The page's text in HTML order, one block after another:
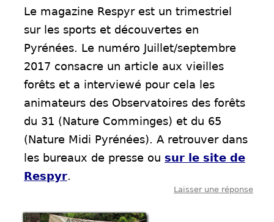
Le magazine Respyr est un trimestriel
sur les sports et découvertes en
Pyrénées. Le numéro Juillet/septembre
2017 consacre un article aux vieilles
forêts et a interviewé pour cela les
animateurs des Observatoires des forêts
du 31 (Nature Comminges) et du 65
(Nature Midi Pyrénées). A retrouver dans
les bureaux de presse ou sur le site de
Respyr.
Laisser une réponse